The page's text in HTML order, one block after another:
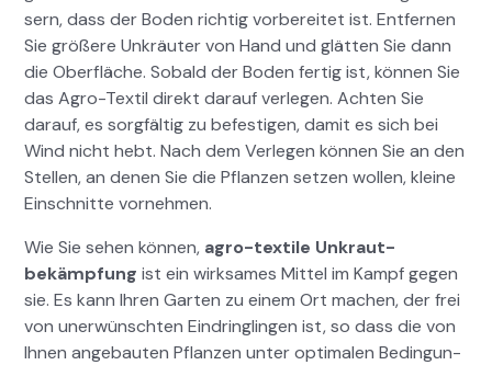
sern, dass der Boden richtig vor­bere­it­et ist. Ent­fer­nen
Sie größere Unkräuter von Hand und glät­ten Sie dann
die Ober­fläche. Sobald der Boden fer­tig ist, kön­nen Sie
das Agro-Tex­til direkt darauf ver­legen. Acht­en Sie
darauf, es sorgfältig zu befes­ti­gen, damit es sich bei
Wind nicht hebt. Nach dem Ver­legen kön­nen Sie an den
Stellen, an denen Sie die Pflanzen set­zen wollen, kleine
Ein­schnitte vornehmen.
Wie Sie sehen kön­nen, agro-tex­tile Unkraut­
bekämp­fung ist ein wirk­sames Mit­tel im Kampf gegen
sie. Es kann Ihren Garten zu einem Ort machen, der frei
von uner­wün­scht­en Ein­drin­glin­gen ist, so dass die von
Ihnen ange­baut­en Pflanzen unter opti­malen Bedin­gun­